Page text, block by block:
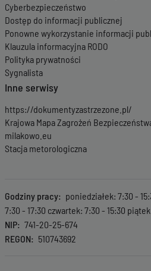
Cyberbezpieczeństwo
Dostęp do informacji publicznej
Ponowne wykorzystanie informacji
Klauzula informacyjna RODO
Polityka prywatności
Sygnalista
Inne serwisy
https://dokumentyzastrzezone.pl/
Krajowa Mapa Zagrożeń
milakowo.eu
Stacja metorologiczna
Godziny pracy
poniedziałek: 7:30 -
7:30 - 17:30 czwartek: 7:30 - 15:30
NIP
741-20-25-674
REGON
510743692